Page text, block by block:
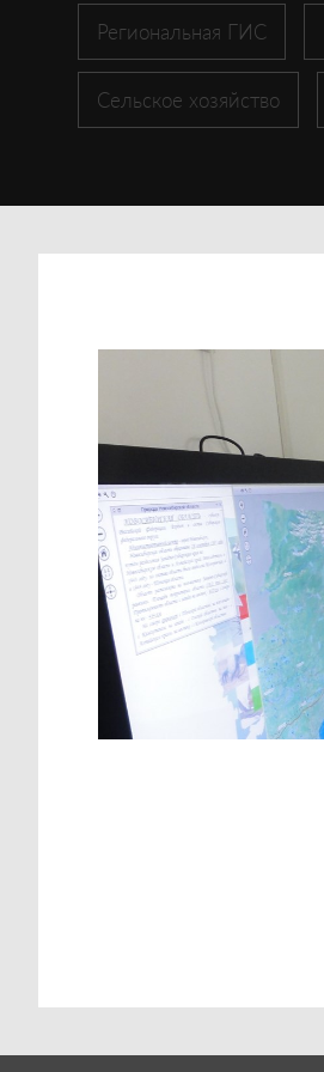
Региональная ГИС
Сельское хозяйство